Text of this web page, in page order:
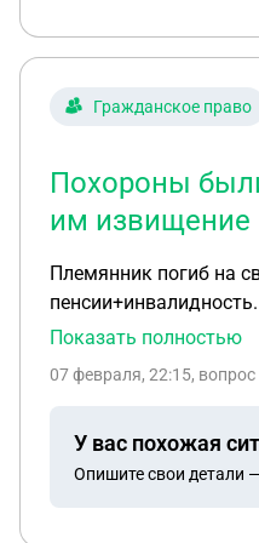
Гражданское право
Похороны
им извищение
Племянник погиб на сво,при исполнении задания .награжден медалью за отвагу.родственников у него нет хоронила родная тетя, находящиеся
смерти.а они все
нет устно по
все его счета.мне
списывают до 10
Показать полностью
07 февраля, 22:15,
У вас похожая
Опишите свои детали